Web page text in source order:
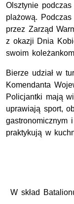
Olsztynie
plażową.
przez Zarząd
z okazji Dnia
swoim
Bierze udział w
Komendanta
Policjantki mają
uprawiają sport,
gastronomicznym
praktykują w
W skład